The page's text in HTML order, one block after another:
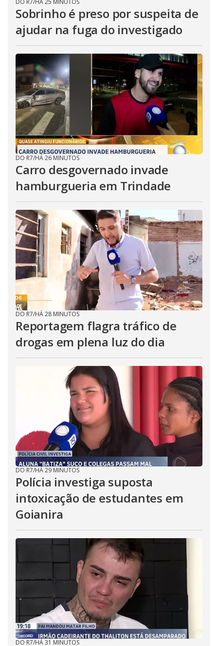
DO R7/HÁ 25 MINUTOS
Sobrinho é preso por suspeita de
ajudar na fuga do investigado
DO R7/HÁ 26 MINUTOS
Carro desgovernado invade
hamburgueria em Trindade
DO R7/HÁ 28 MINUTOS
Reportagem flagra tráfico de
drogas em plena luz do dia
DO R7/HÁ 29 MINUTOS
Polícia investiga suposta
intoxicação de estudantes em
Goianira
DO R7/HÁ 31 MINUTOS